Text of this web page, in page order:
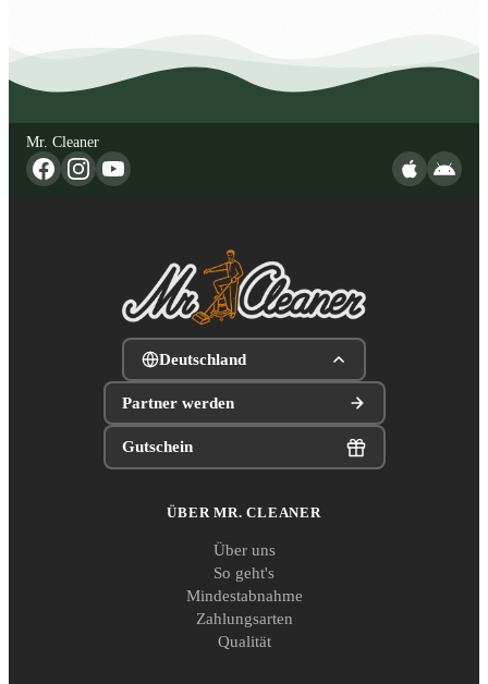
Mr. Cleaner
Deutschland
Partner werden
Gutschein
ÜBER MR. CLEANER
Über uns
So geht's
Mindestabnahme
Zahlungsarten
Qualität